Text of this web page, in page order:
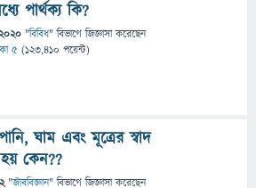
পার্থক্য কি?
"বিবিধ" বিভাগে জিজ্ঞাসাকরেছেন
৫ (123,410 পয়েন্ট)
ঘাম এবং মূত্রের স্বাদ
কেন??
"জীববিজ্ঞান" বিভাগে জিজ্ঞাসাকরেছেন